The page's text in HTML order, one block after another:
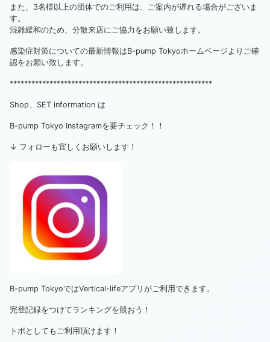
また、3名様以上の団体でのご利用は、ご案内が遅れる場合がございま
す。
混雑緩和のため、分散来店にご協力をお願い致します。
感染症対策についての最新情報はB-pump Tokyoホームページよりご確
認をお願い致します。
********************************************************
Shop、SET information は
B-pump Tokyo Instagramを要チェック！！
↓ フォローも宜しくお願いします！
B-pump TokyoではVertical-lifeアプリがご利用できます。
完登記録をつけてランキングを競おう！
トポとしてもご利用頂けます！